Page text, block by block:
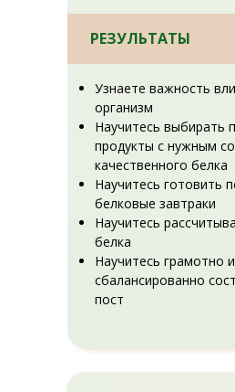
Узнаете важность
организм
Научитесь выбирать
продукты с нужным
качественного белка
Научитесь готовить
белковые завтраки
Научитесь
белка
Научитесь грамотно и
сбалансированно
пост
РЕЗУЛЬТАТЫ